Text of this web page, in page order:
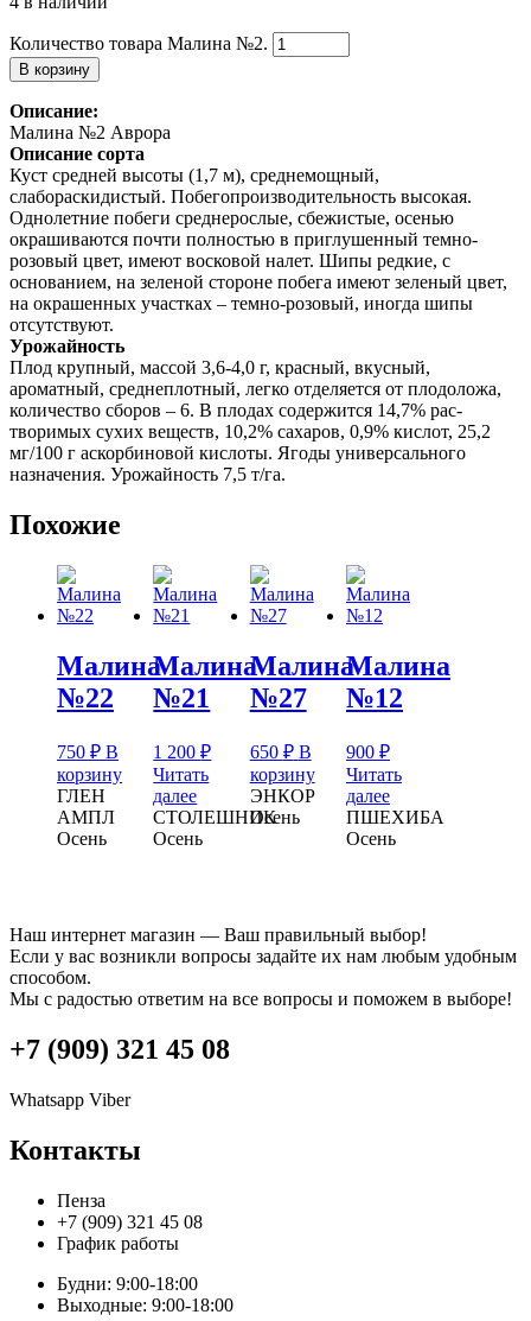
Количество товара Малина №2.
В корзину
Описание:
Малина №2 Аврора
Описание сорта
Куст средней высоты (1,7 м), среднемощный,
слабораскидистый. Побегопроизводительность высокая.
Однолетние побеги среднерослые, сбежистые, осенью
окрашиваются почти полностью в приглушенный темно-
розовый цвет, имеют восковой налет. Шипы редкие, с
основанием, на зеленой стороне побега имеют зеленый цвет,
на окрашенных участках – темно-розовый, иногда шипы
отсутствуют.
Урожайность
Плод крупный, массой 3,6-4,0 г, красный, вкусный,
ароматный, среднеплотный, легко отделяется от плодоложа,
количество сборов – 6. В плодах содержится 14,7% рас-
творимых сухих веществ, 10,2% сахаров, 0,9% кислот, 25,2
мг/100 г аскорбиновой кислоты. Ягоды универсального
назначения. Урожайность 7,5 т/га.
Похожие
Малина
№22
750 ₽ В
корзину
ГЛЕН
АМПЛ
Осень
Малина
№21
1 200₽
Читать
далее
СТОЛЕШНИК
Осень
Малина
№27
650 ₽ В
корзину
ЭНКОР
Осень
Малина
№12
900 ₽
Читать
далее
ПШЕХИБА
Осень
Наш интернет магазин — Ваш правильный выбор!
Если у вас возникли вопросы задайте их нам любым удобным
способом.
Мы с радостью ответим на все вопросы и поможем в выборе!
+7 (909) 321 45 08
Whatsapp Viber
Контакты
Пенза
+7 (909) 321 45 08
График работы
Будни: 9:00-18:00
Выходные: 9:00-18:00